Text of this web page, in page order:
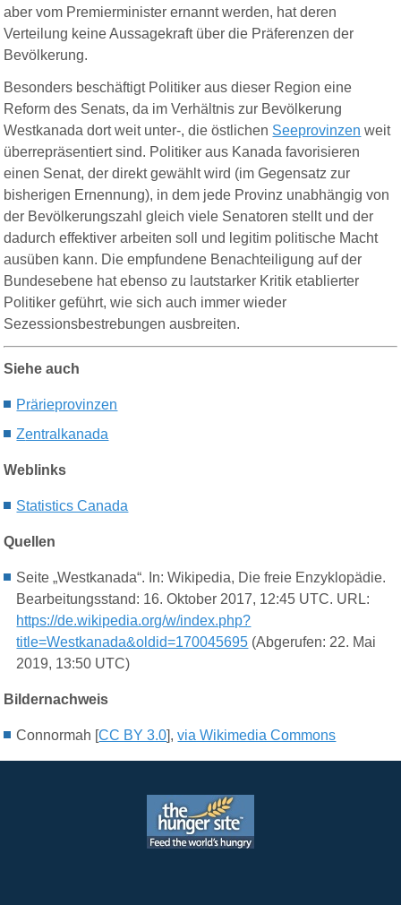
aber vom Premierminister ernannt werden, hat deren
Verteilung keine Aussagekraft über die Präferenzen der
Bevölkerung.
Besonders beschäftigt Politiker aus dieser Region eine
Reform des Senats, da im Verhältnis zur Bevölkerung
Westkanada dort weit unter-, die östlichen Seeprovinzen weit
überrepräsentiert sind. Politiker aus Kanada favorisieren
einen Senat, der direkt gewählt wird (im Gegensatz zur
bisherigen Ernennung), in dem jede Provinz unabhängig von
der Bevölkerungszahl gleich viele Senatoren stellt und der
dadurch effektiver arbeiten soll und legitim politische Macht
ausüben kann. Die empfundene Benachteiligung auf der
Bundesebene hat ebenso zu lautstarker Kritik etablierter
Politiker geführt, wie sich auch immer wieder
Sezessionsbestrebungen ausbreiten.
Siehe auch
Prärieprovinzen
Zentralkanada
Weblinks
Statistics Canada
Quellen
Seite „Westkanada“. In: Wikipedia, Die freie Enzyklopädie.
Bearbeitungsstand: 16. Oktober 2017, 12:45 UTC. URL:
https://de.wikipedia.org/w/index.php?
title=Westkanada&oldid=170045695 (Abgerufen: 22. Mai
2019, 13:50 UTC)
Bildernachweis
Connormah [CC BY 3.0],via Wikimedia Commons